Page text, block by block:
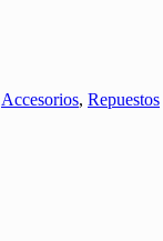
Accesorios, Repuestos